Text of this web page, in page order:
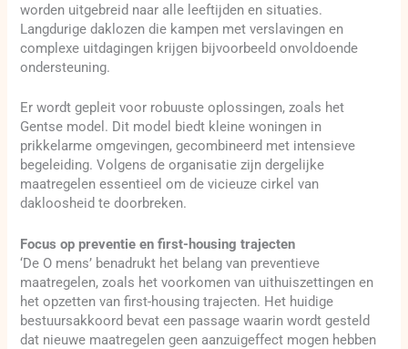
worden uitgebreid naar alle leeftijden en situaties.
Langdurige daklozen die kampen met verslavingen en
complexe uitdagingen krijgen bijvoorbeeld onvoldoende
ondersteuning.
Er wordt gepleit voor robuuste oplossingen, zoals het
Gentse model. Dit model biedt kleine woningen in
prikkelarme omgevingen, gecombineerd met intensieve
begeleiding. Volgens de organisatie zijn dergelijke
maatregelen essentieel om de vicieuze cirkel van
dakloosheid te doorbreken.
Focus op preventie en first-housing trajecten
‘De O mens’ benadrukt het belang van preventieve
maatregelen, zoals het voorkomen van uithuiszettingen en
het opzetten van first-housing trajecten. Het huidige
bestuursakkoord bevat een passage waarin wordt gesteld
dat nieuwe maatregelen geen aanzuigeffect mogen hebben